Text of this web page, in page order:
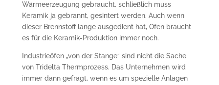
Wärmeerzeugung gebraucht, schließlich muss
Keramik ja gebrannt, gesintert werden. Auch wenn
dieser Brennstoff lange ausgedient hat, Ofen braucht
es für die Keramik-Produktion immer noch.
Industrieöfen „von der Stange“ sind nicht die Sache
von Tridelta Thermprozess. Das Unternehmen wird
immer dann gefragt, wenn es um spezielle Anlagen